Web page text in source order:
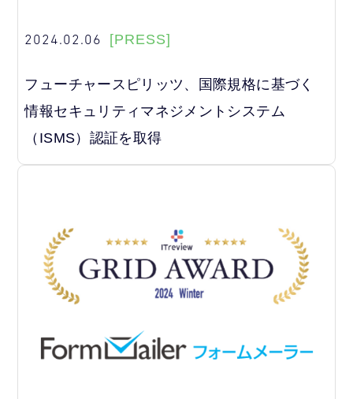
2024.02.06 [PRESS]
フューチャースピリッツ、国際規格に基づく
情報セキュリティマネジメントシステム
（ISMS）認証を取得